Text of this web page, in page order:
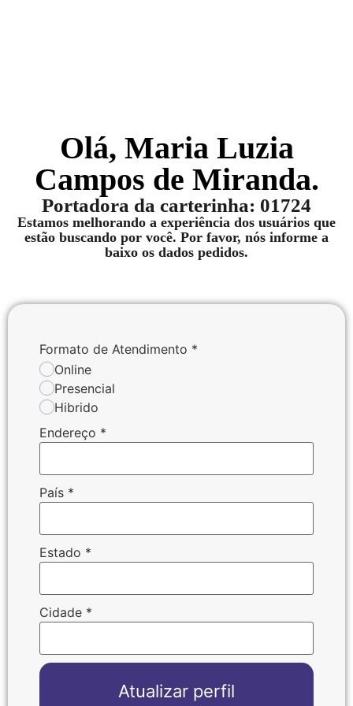
Olá, Maria Luzia
Campos de Miranda.
Portadora da carterinha: 01724
Estamos melhorando a experiência dos usuários que
estão buscando por você. Por favor, nós informe a
baixo os dados pedidos.
Formato de Atendimento *
Online
Presencial
Hibrido
Endereço *
País *
Estado *
Cidade *
Atualizar perfil